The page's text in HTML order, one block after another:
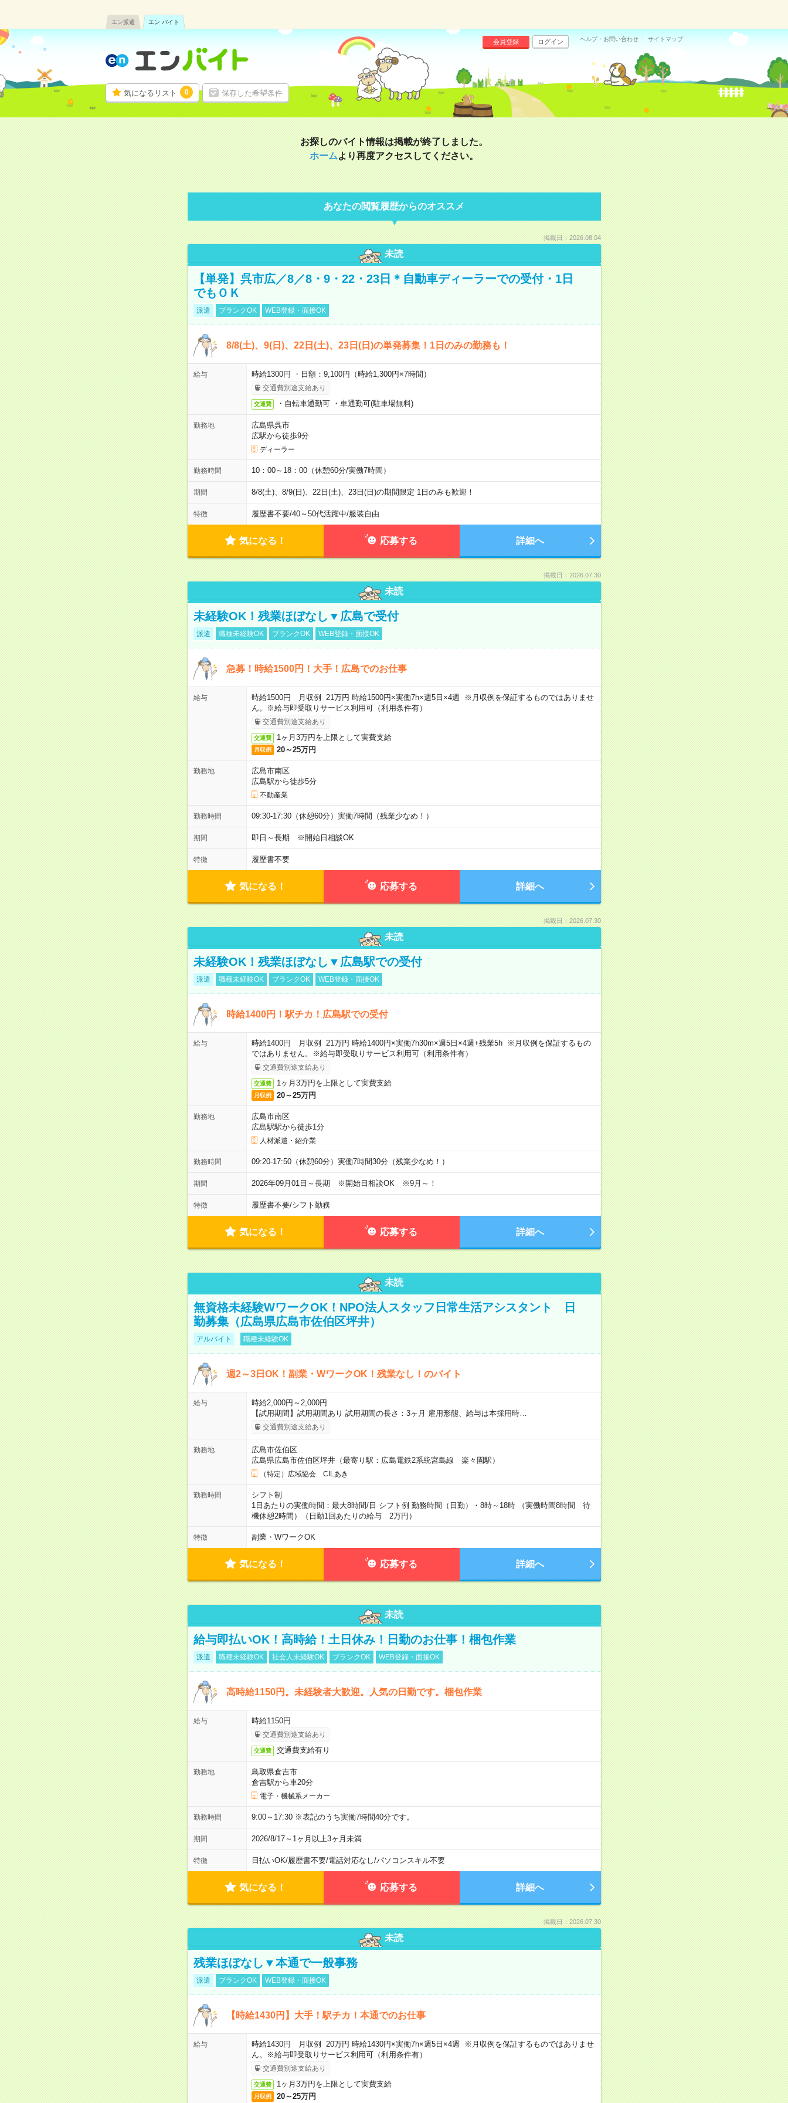
エン派遣 エン バイト
気になるリスト 0 保存した希望条件
会員登録 ログイン ヘルプ・お問い合わせ サイトマップ
お探しのバイト情報は掲載が終了しました。
ホームより再度アクセスしてください。
あなたの閲覧履歴からのオススメ
掲載日：2026.08.04
未読
【単発】呉市広／8／8・9・22・23日＊自動車ディーラーでの受付・1日
でもＯＫ
派遣 ブランクOK WEB登録・面接OK
8/8(土)、9(日)、22日(土)、23日(日)の単発募集！1日のみの勤務も！
給与 時給1300円 ・日額：9,100円（時給1,300円×7時間）
交通費別途支給あり
交通費 ・自転車通勤可 ・車通勤可(駐車場無料)
勤務地
広島県呉市
広駅から徒歩9分
ディーラー
勤務時間 10：00～18：00（休憩60分/実働7時間）
期間 8/8(土)、8/9(日)、22日(土)、23日(日)の期間限定 1日のみも歓迎！
特徴 履歴書不要/40～50代活躍中/服装自由
気になる！ 応募する 詳細へ
掲載日：2026.07.30
未読
未経験OK！残業ほぼなし▼広島で受付
派遣 職種未経験OK ブランクOK WEB登録・面接OK
急募！時給1500円！大手！広島でのお仕事
給与
時給1500円 月収例 21万円 時給1500円×実働7h×週5日×4週 ※月収例を保証するものではありませ
ん。※給与即受取りサービス利用可（利用条件有）
交通費別途支給あり
交通費 1ヶ月3万円を上限として実費支給
月収例 20～25万円
勤務地
広島市南区
広島駅から徒歩5分
不動産業
勤務時間 09:30-17:30（休憩60分）実働7時間（残業少なめ！）
期間 即日～長期 ※開始日相談OK
特徴 履歴書不要
気になる！ 応募する 詳細へ
掲載日：2026.07.30
未読
未経験OK！残業ほぼなし▼広島駅での受付
派遣 職種未経験OK ブランクOK WEB登録・面接OK
時給1400円！駅チカ！広島駅での受付
給与
時給1400円 月収例 21万円 時給1400円×実働7h30m×週5日×4週+残業5h ※月収例を保証するもの
ではありません。※給与即受取りサービス利用可（利用条件有）
交通費別途支給あり
交通費 1ヶ月3万円を上限として実費支給
月収例 20～25万円
勤務地
広島市南区
広島駅駅から徒歩1分
人材派遣・紹介業
勤務時間 09:20-17:50（休憩60分）実働7時間30分（残業少なめ！）
期間 2026年09月01日～長期 ※開始日相談OK ※9月～！
特徴 履歴書不要/シフト勤務
気になる！ 応募する 詳細へ
未読
無資格未経験WワークOK！NPO法人スタッフ日常生活アシスタント 日
勤募集（広島県広島市佐伯区坪井）
アルバイト 職種未経験OK
週2～3日OK！副業・WワークOK！残業なし！のバイト
給与
時給2,000円～2,000円
【試用期間】試用期間あり 試用期間の長さ：3ヶ月 雇用形態、給与は本採用時…
交通費別途支給あり
勤務地
広島市佐伯区
広島県広島市佐伯区坪井（最寄り駅：広島電鉄2系統宮島線 楽々園駅）
（特定）広域協会 CILあき
勤務時間
シフト制
1日あたりの実働時間：最大8時間/日 シフト例 勤務時間（日勤）・8時～18時 （実働時間8時間 待
機休憩2時間）（日勤1回あたりの給与 2万円）
特徴 副業・WワークOK
気になる！ 応募する 詳細へ
未読
給与即払いOK！高時給！土日休み！日勤のお仕事！梱包作業
派遣 職種未経験OK 社会人未経験OK ブランクOK WEB登録・面接OK
高時給1150円。未経験者大歓迎。人気の日勤です。梱包作業
給与 時給1150円
交通費別途支給あり
交通費 交通費支給有り
勤務地
鳥取県倉吉市
倉吉駅から車20分
電子・機械系メーカー
勤務時間 9:00～17:30 ※表記のうち実働7時間40分です。
期間 2026/8/17～1ヶ月以上3ヶ月未満
特徴 日払いOK/履歴書不要/電話対応なし/パソコンスキル不要
気になる！ 応募する 詳細へ
掲載日：2026.07.30
未読
残業ほぼなし▼本通で一般事務
派遣 ブランクOK WEB登録・面接OK
【時給1430円】大手！駅チカ！本通でのお仕事
給与
時給1430円 月収例 20万円 時給1430円×実働7h×週5日×4週 ※月収例を保証するものではありませ
ん。※給与即受取りサービス利用可（利用条件有）
交通費別途支給あり
交通費 1ヶ月3万円を上限として実費支給
月収例 20～25万円